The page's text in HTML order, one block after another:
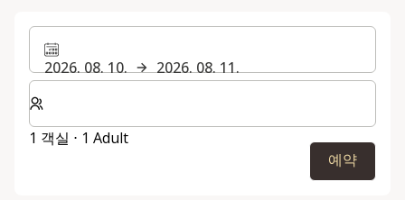
2026. 08. 10.
2026. 08. 11.
숙박할 객실 및 게스트 수 선택
1 객실 ⋅ 1 Adult
예약